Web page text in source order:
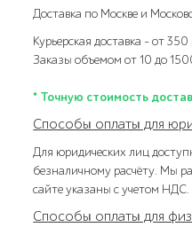
Доставка по Москве и
Курьерская доставка – от
Заказы объемом от 10 до
* Точную стоимость
Способы оплаты для
Для юридических лиц
безналичному расчёту. Мы
сайте указаны с учетом НДС.
Способы оплаты для